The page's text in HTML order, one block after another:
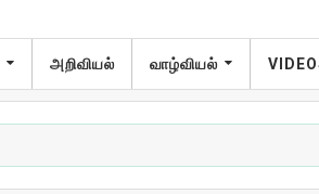
அறிவியல் வாழ்வியல்